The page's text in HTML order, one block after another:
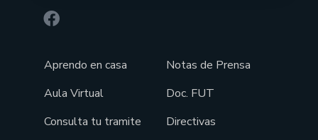
Aprendo en casa
Aula Virtual
Consulta tu tramite
Notas de Prensa
Doc. FUT
Directivas